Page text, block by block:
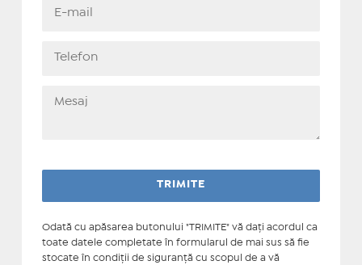
Odată cu apăsarea butonului "TRIMITE" vă daţi acordul ca
toate datele completate în formularul de mai sus să fie
stocate în condiţii de siguranţă cu scopul de a vă